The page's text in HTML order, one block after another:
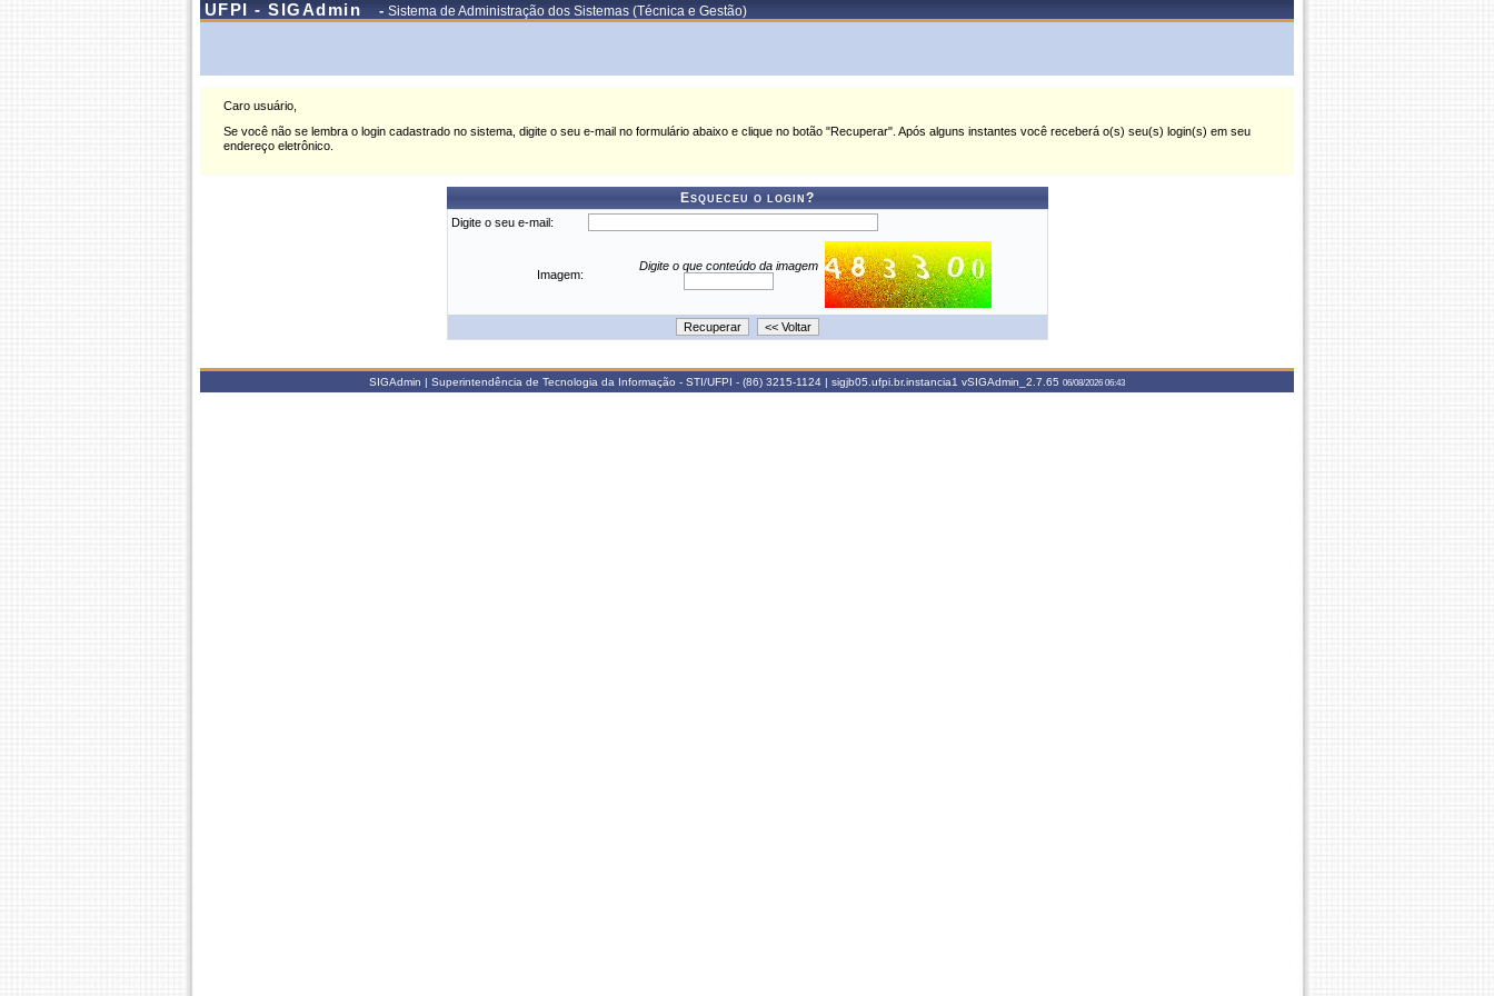
UFPI - SIGAdmin - Sistema de Administração dos Sistemas (Técnica e Gestão)
Caro usuário,
Se você não se lembra o login cadastrado no sistema, digite o seu e-mail no formulário abaixo e clique no botão "Recuperar". Após alguns instantes você receberá o(s) seu(s) login(s) em seu
endereço eletrônico.
Esqueceu o login?
Digite o seu e-mail:
Imagem:
Digite o que conteúdo da imagem
SIGAdmin | Superintendência de Tecnologia da Informação - STI/UFPI - (86) 3215-1124 | sigjb05.ufpi.br.instancia1 vSIGAdmin_2.7.65 06/08/2026 06:43